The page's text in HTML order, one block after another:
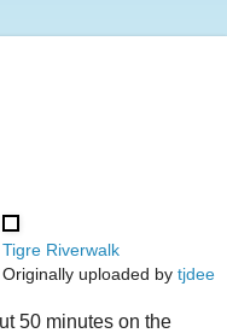
Tigre Riverwalk
Originally uploaded by tjdee
50 minutes on the